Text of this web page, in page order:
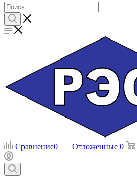
Сравнение0 Отложенные 0